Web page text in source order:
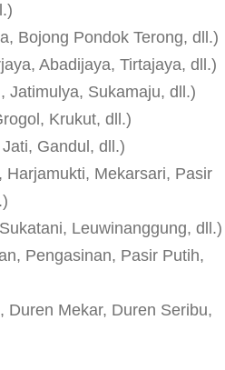
Bojong Pondok Terong, dll.)
Abadijaya, Tirtajaya, dll.)
Jatimulya, Sukamaju, dll.)
Krukut, dll.)
Gandul, dll.)
Harjamukti, Mekarsari, Pasir
Leuwinanggung, dll.)
Pengasinan, Pasir Putih,
Duren Mekar, Duren Seribu,